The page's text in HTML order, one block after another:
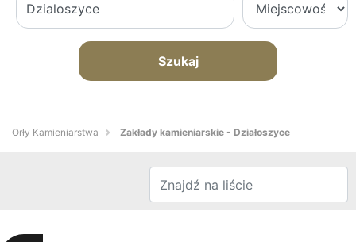
Szukaj
Orły Kamieniarstwa Zakłady kamieniarskie - Działoszyce